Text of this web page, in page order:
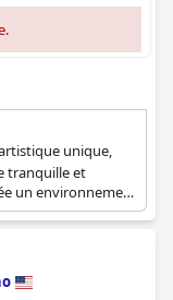
unique,
tranquille et
un environnement
expérience